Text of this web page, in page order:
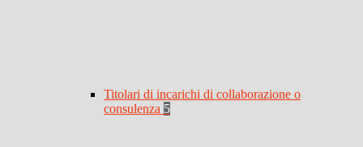
Titolari di incarichi di collaborazione o
consulenza 5